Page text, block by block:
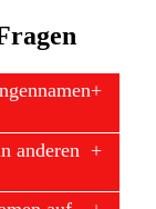
anderen